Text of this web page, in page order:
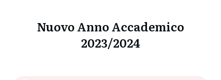
Nuovo Anno Accademico
2023/2024